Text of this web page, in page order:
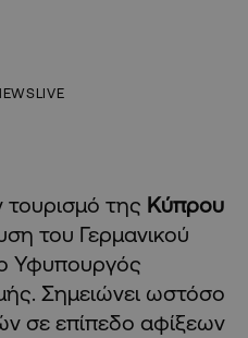
τουρισμό της Κύπρου
του Γερμανικού
Υφυπουργός
Σημειώνει ωστόσο
σε επίπεδο αφίξεων